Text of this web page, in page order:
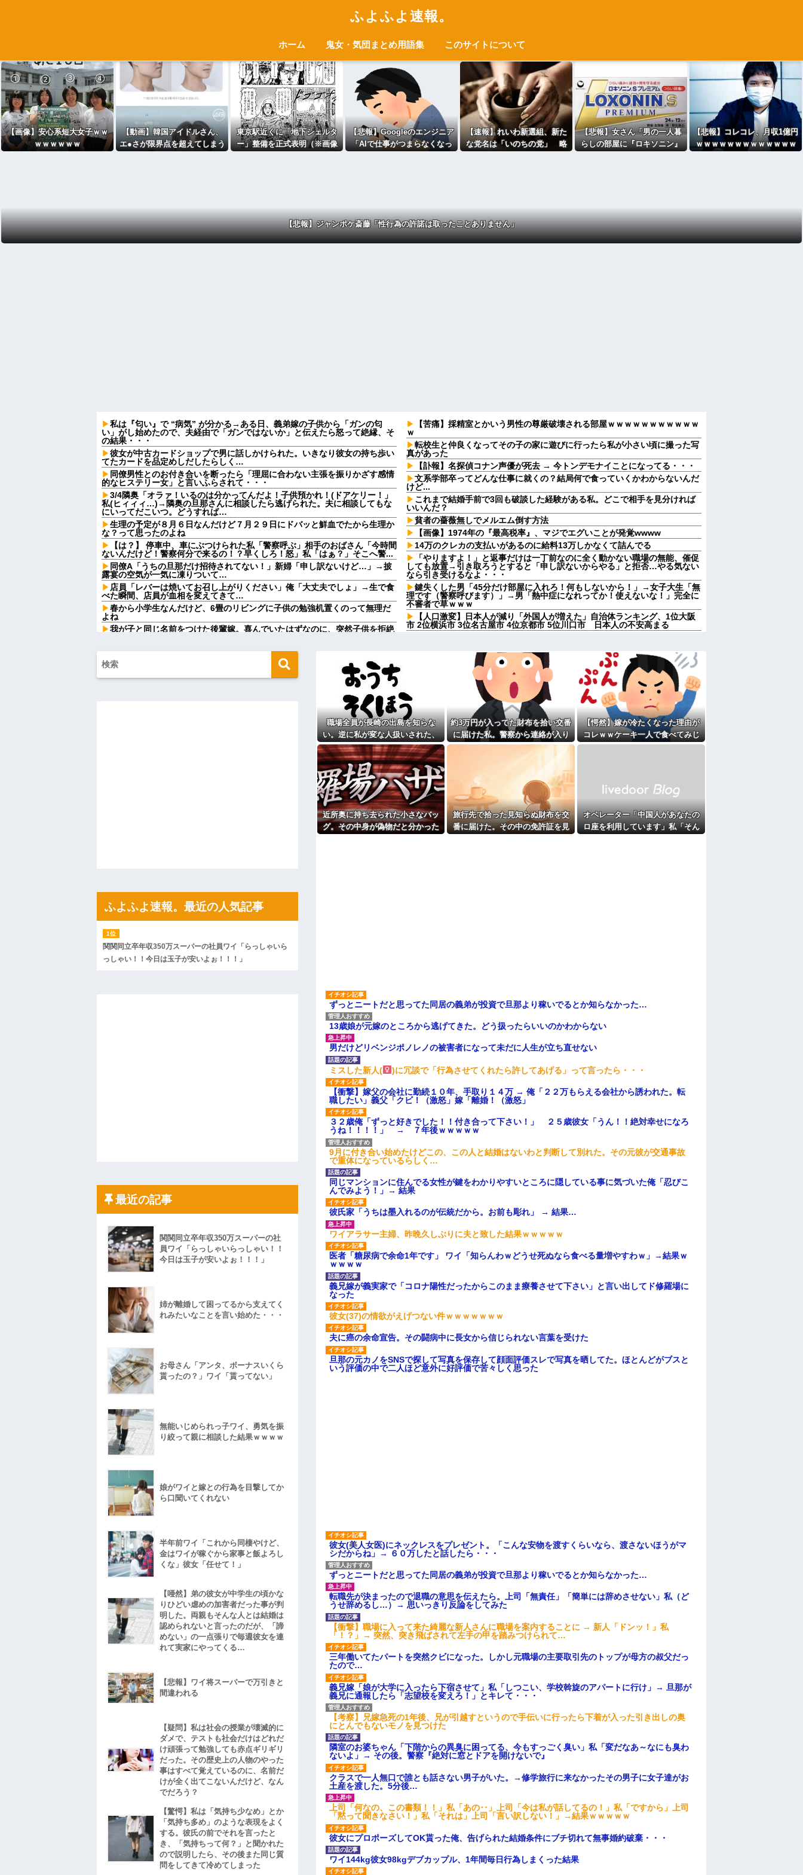
ふよふよ速報。
ホーム 鬼女・気団まとめ用語集 このサイトについて
【画像】安心系短大女子ｗｗ
ｗｗｗｗｗｗ
【動画】韓国アイドルさん、
エ●さが限界点を超えてしまう
東京駅近くに「地下シェルタ
ー」整備を正式表明（※画像
【悲報】Googleのエンジニア
「AIで仕事がつまらなくなっ
【速報】れいわ新選組、新た
な党名は「いのちの党」 略
【悲報】女さん「男の一人暮
らしの部屋に『ロキソニン』
【悲報】コレコレ、月収1億円
ｗｗｗｗｗｗｗｗｗｗｗｗｗ
【悲報】ジャンポケ斎藤「性行為の許諾は取ったことありません」
私は『匂い』で “病気” が分かる→ある日、義弟嫁の子供から「ガンの匂
い」がし始めたので、夫経由で「ガンではないか」と伝えたら怒って絶縁、そ
の結果・・・
彼女が中古カードショップで男に話しかけられた。いきなり彼女の持ち歩い
てたカードを品定めしだしたらしく…
同僚男性とのお付き合いを断ったら「理屈に合わない主張を振りかざす感情
的なヒステリー女」と言いふらされて・・・
3/4隣奥「オラァ！いるのは分かってんだよ！子供預かれ！(ドアケリー！」
私(ヒィィィ…)→隣奥の旦那さんに相談したら逃げられた。夫に相談してもな
にいってだこいつ。どうすれば…
生理の予定が８月６日なんだけど７月２９日にドバッと鮮血でたから生理か
な？って思ったのよね
【は？】 停車中、車にぶつけられた私「警察呼ぶ」相手のおばさん「今時間
ないんだけど！警察何分で来るの！？早くしろ！怒」私「はぁ？」そこへ警...
同僚A「うちの旦那だけ招待されてない！」新婦「申し訳ないけど…」→披
露宴の空気が一気に凍りついて…
店員「レバーは焼いてお召し上がりください」俺「大丈夫でしょ」→生で食
べた瞬間、店員が血相を変えてきて…
春から小学生なんだけど、6畳のリビングに子供の勉強机置くのって無理だ
よね
我が子と同じ名前をつけた後輩嫁。喜んでいたはずなのに、突然子供を拒絶
お腹の中にいる子供が男だと判明したら嫁がキレ出した。嫁はどうしても女
が欲しかったらしく...
【悲報】 ワイ「ラーメン一袋だけじゃ足らんわ！二袋作ったろ！」→結果ｗ
ｗｗ
【爆笑動画】ママさん「新しい洗濯機買って1発目に回したらコレw」←こw
【画像】令和最新版の宇垣美里さん←こう言うのでいいんだよが目一杯詰ま
移民ベトナム女達の宅飲み、レベチｗｗｗｗｗｗｗｗｗｗｗｗｗｗｗｗｗｗ
【驚愕】SNSで異性とやりとり《不倫》になる？→既婚男女の約7割がまさ
【画像】ディズニーのおいなり巻（600円）、流石にアレすぎて賛否両論の
俺「ゲーム機どこ？」親「ちょっと借りたよ」→どうぶつの森を開いた瞬
ハードオフに売っていた4万4000円のフィギュアがヤバすぎるｗｗｗｗｗｗ
後続車にクラクションを鳴らされ彼氏が逆切れ。「何クラクション鳴らして
んだ！降りてこいよ！」と怒鳴りだし...
【衝撃】報酬100万円超の治験募集がこちらｗｗｗｗｗ(※画像あり)
ｗｗｗｗｗｗｗｗｗｗ
【愕然】白のクラウン俺氏、高速道路左車線を制限速度で走った結果
wwwwwwwwwwww
【苦痛】採精室とかいう男性の尊厳破壊される部屋ｗｗｗｗｗｗｗｗｗｗｗ
ｗ
転校生と仲良くなってその子の家に遊びに行ったら私が小さい頃に撮った写
真があった
【訃報】名探偵コナン声優が死去 → 今トンデモナイことになってる・・・
文系学部卒ってどんな仕事に就くの？結局何で食っていくかわからないんだ
けど...
これまで結婚手前で3回も破談した経験がある私。どこで相手を見分ければ
いいんだ？
貧者の薔薇無しでメルエム倒す方法
【画像】1974年の『最高税率』、マジでエグいことが発覚wwww
14万のクレカの支払いがあるのに給料13万しかなくて詰んでる
「やりますよ！」と返事だけは一丁前なのに全く動かない職場の無能、催促
しても放置→引き取ろうとすると「申し訳ないからやる」と拒否…やる気ない
なら引き受けるなよ・・・
鍵失くした男「45分だけ部屋に入れろ！何もしないから！」→女子大生「無
理です（警察呼びます）」→男「熱中症になれってか！使えないな！」完全に
不審者で草ｗｗｗ
【人口激変】日本人が減り「外国人が増えた」自治体ランキング、1位大阪
市 2位横浜市 3位名古屋市 4位京都市 5位川口市 日本人の不安高まる
い………負け組って感じで他
鍵失くした男「45分だけ部屋に入れろ！何もしないから！」→女子大生「無
理です（警察呼びます）」→男「熱中症になれってか！使えないな！」完全に
夫も私も10連休。あれもしたいこれもしたいと2人でｷｬｯｷｬｳﾌﾌと計画立てて
たら、義妹が出来婚で5月4日に顔合わせするから「兄ちゃんヨロシク」って連
絡が…
お盆になると旦那の祖父母宅に５泊くらいさせられる。旦那は「行かなくて
いいよ」って言うんだけどトメに誘われると断れなくなってしまう
ねりけしで作った正露丸を飲ませたら｢すっげー効いた。サンキューな｣と笑
顔で返された
【驚愕】サークルで付き合った男が既婚者だった！しかも妻から直接電話が
来たんだがｗｗｗｗ
転校生と仲良くなってその子の家に遊びに行ったら私が小さい頃に撮った写
真があった
パートの面接で号泣しながら「ここもダメだったらもう食べていけないんで
す」って熱弁してた人がいた
主な税金の成り立ちを調べてみたよ
職場全員が長崎の出島を知らな
い。逆に私が変な人扱いされた、
一般常識だと思ってたのに
約3万円が入ってた財布を拾い交番
に届けた私。警察から連絡が入り
その金が私のものになった結果...
【愕然】嫁が冷たくなった理由が
コレｗｗケーキ一人で食べてみじ
めって言われてた・・・
近所奥に持ち去られた小さなバッ
グ。その中身が偽物だと分かった
旅行先で拾った見知らぬ財布を交
番に届けた。その中の免許証を見
オペレーター「中国人があなたの
ロ座を利用しています」私「そん
ずっとニートだと思ってた同居の義弟が投資で旦那より稼いでるとか知らなかった…
13歳娘が元嫁のところから逃げてきた。どう扱ったらいいのかわからない
男だけどリベンジポノレノの被害者になって未だに人生が立ち直せない
ミスした新人( )に冗談で「行為させてくれたら許してあげる」って言ったら・・・
【衝撃】嫁父の会社に勤続１０年、手取り１４万 → 俺「２２万もらえる会社から誘われた。転
職したい」義父「クビ！（激怒」嫁「離婚！（激怒」
３２歳俺「ずっと好きでした！！付き合って下さい！」 ２５歳彼女「うん！！絶対幸せになろ
うね！！！！」 → ７年後ｗｗｗｗｗ
9月に付き合い始めたけどこの、この人と結婚はないわと判断して別れた。その元彼が交通事故
で重体になっているらしく…
同じマンションに住んでる女性が鍵をわかりやすいところに隠している事に気づいた俺「忍びこ
んでみよう！」→ 結果
彼氏家「うちは墨入れるのが伝統だから。お前も彫れ」 → 結果…
ワイアラサー主婦、昨晩久しぶりに夫と致した結果ｗｗｗｗｗ
医者「糖尿病で余命1年です」 ワイ「知らんわｗどうせ死ぬなら食べる量増やすわｗ」→結果ｗ
ｗｗｗｗ
義兄嫁が義実家で「コロナ陽性だったからこのまま療養させて下さい」と言い出してド修羅場に
なった
彼女(37)の情欲がえげつない件ｗｗｗｗｗｗｗ
夫に癌の余命宣告。その闘病中に長女から信じられない言葉を受けた
旦那の元カノをSNSで探して写真を保存して顔面評価スレで写真を晒してた。ほとんどがブスと
いう評価の中で二人ほど意外に好評価で苦々しく思った
彼女(美人女医)にネックレスをプレゼント。「こんな安物を渡すくらいなら、渡さないほうがマ
シだからね」→ ６０万したと話したら・・・
ずっとニートだと思ってた同居の義弟が投資で旦那より稼いでるとか知らなかった…
転職先が決まったので退職の意思を伝えたら。上司「無責任」「簡単には辞めさせない」私（ど
うせ辞めるし…）→ 思いっきり反論をしてみた
【衝撃】職場に入って来た綺麗な新人さんに職場を案内することに → 新人「ドンッ！」私
「！？」→ 突然、突き飛ばされて左手の甲を踏みつけられて…
三年働いてたパートを突然クビになった。しかし元職場の主要取引先のトップが母方の叔父だっ
たので…
義兄嫁「娘が大学に入ったら下宿させて」私「しつこい、学校斡旋のアパートに行け」→ 旦那が
義兄に通報したら「志望校を変えろ！」とキレて・・・
【考察】兄嫁急死の1年後、兄が引越すというので手伝いに行ったら下着が入った引き出しの奥
にとんでもないモノを見つけた
隣室のお婆ちゃん「下階からの異臭に困ってる、今もすっごく臭い」私「変だなあ～なにも臭わ
ないよ」→ その後。警察『絶対に窓とドアを開けないで』
クラスで一人無口で誰とも話さない男子がいた。→修学旅行に来なかったその男子に女子達がお
土産を渡した。5分後…
上司「何なの、この書類！！」私「あの‥」上司「今は私が話してるの！」私「ですから」上司
「黙って聞きなさい！」私「それは」上司「言い訳しない！」→結果ｗｗｗｗｗ
彼女にプロポーズしてOK貰った俺、告げられた結婚条件にブチ切れて無事婚約破棄・・・
ワイ144kg彼女98kgデブカップル、1年間毎日行為しまくった結果
ふよふよ速報。最近の人気記事
関関同立卒年収350万スーパーの社員ワイ「らっしゃいら
っしゃい！！今日は玉子が安いよぉ！！！」
最近の記事
関関同立卒年収350万スーパーの社
員ワイ「らっしゃいらっしゃい！！
今日は玉子が安いよぉ！！！」
姉が離婚して困ってるから支えてく
れみたいなことを言い始めた・・・
お母さん「アンタ、ボーナスいくら
貰ったの？」ワイ「貰ってない」
無能いじめられっ子ワイ、勇気を振
り絞って親に相談した結果ｗｗｗｗ
娘がワイと嫁との行為を目撃してか
ら口聞いてくれない
半年前ワイ「これから同棲やけど、
金はワイが稼ぐから家事と飯よろし
くな」彼女「任せて！」
【唖然】弟の彼女が中学生の頃かな
りひどい虐めの加害者だった事が判
明した。両親もそんな人とは結婚は
認められないと言ったのだが、「諦
めない」の一点張りで毎週彼女を連
れて実家にやってくる…
【悲報】ワイ将スーパーで万引きと
間違われる
【疑問】私は社会の授業が壊滅的に
ダメで、テストも社会だけはどれだ
け頑張って勉強しても赤点ギリギリ
だった。その歴史上の人物のやった
事はすべて覚えているのに、名前だ
けが全く出てこないんだけど、なん
でだろう？
【驚愕】私は「気持ち少なめ」とか
「気持ち多め」のような表現をよく
する。彼氏の前でそれを言ったと
き、「気持ちって何？」と聞かれた
ので説明したら、その後また同じ質
問をしてきて冷めてしまった